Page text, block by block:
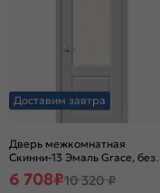
Доставим завтра
Дверь межкомнатная
Скинни-13 Эмаль Grace, без
декора, остекленная, white
сrystal, без кромки, скиновая
6 708₽10 320 ₽